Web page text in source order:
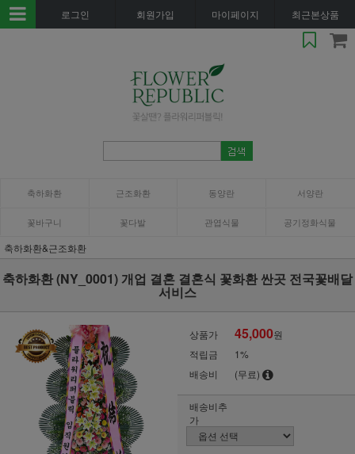
로그인 회원가입 마이페이지 최근본상품
축하화환 근조화환 동양란 서양란
꽃바구니 꽃다발 관엽식물 공기정화식물
축하화환&근조화환
축하화환 (NY_0001) 개업 결혼 결혼식 꽃화환 싼곳 전국꽃배달
서비스
상품가 45,000원
적립금
1%
배송비
(무료)
배송비추
가